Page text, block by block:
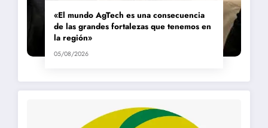
«El mundo AgTech es una consecuencia
de las grandes fortalezas que tenemos en
la región»
05/08/2026